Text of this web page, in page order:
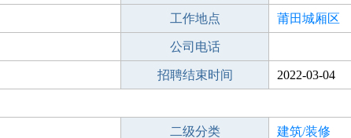
工作地点 莆田城厢区
公司电话
招聘结束时间 2022-03-04
二级分类 建筑/装修